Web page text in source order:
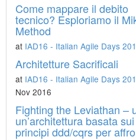
Come mappare il debito
tecnico? Esploriamo il
Method
at IAD16 - Italian Agile Days
Architetture Sacrificali
at IAD16 - Italian Agile Days
Nov 2016
Fighting the Leviathan –
un’architettura basata sui
principi ddd/cqrs per